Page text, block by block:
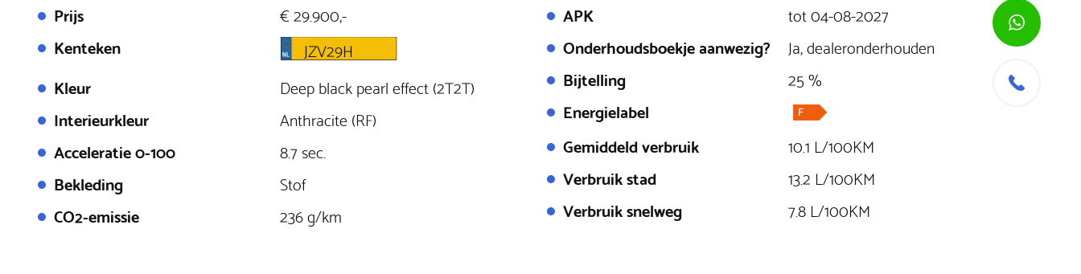
Prijs
€ 29.900,-
Kenteken
JZV29H
Kleur
Deep black pearl effect (2T2T)
Interieurkleur
Anthracite (RF)
Acceleratie 0-100
8.7 sec.
Bekleding
Stof
CO2-emissie
236 g/km
APK
tot 04-08-2027
Onderhoudsboekje aanwezig?
Ja, dealeronderhouden
Bijtelling
25 %
Energielabel
Gemiddeld verbruik
10.1 L/100KM
Verbruik stad
13.2 L/100KM
Verbruik snelweg
7.8 L/100KM